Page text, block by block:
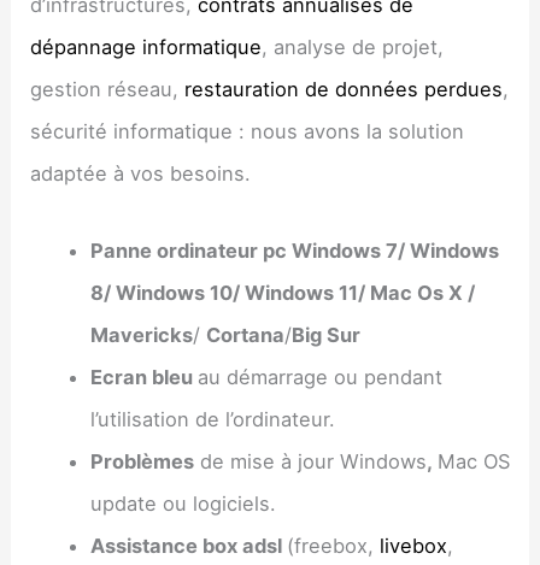
d’infrastructures, contrats annualisés de
dépannage informatique, analyse de projet,
gestion réseau, restauration de données perdues,
sécurité informatique : nous avons la solution
adaptée à vos besoins.
Panne ordinateur pc Windows 7/ Windows
8/ Windows 10/ Windows 11/ Mac Os X /
Mavericks/ Cortana/Big Sur
Ecran bleu au démarrage ou pendant
l’utilisation de l’ordinateur.
Problèmesde mise à jour Windows, Mac OS
update ou logiciels.
Assistance box adsl (freebox, livebox,